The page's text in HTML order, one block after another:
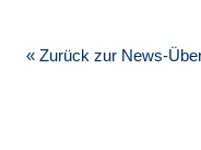
« Zurück zur News-